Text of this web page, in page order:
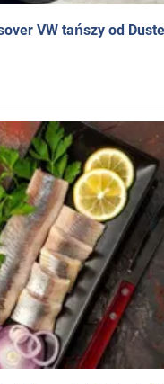
VW tańszy od